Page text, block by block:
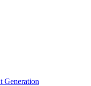
Generation